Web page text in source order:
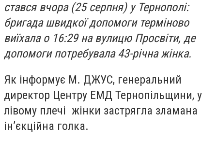
стався вчора (25 серпня) у Тернополі:
бригада швидкої допомоги терміново
виїхала о 16:29 на вулицю Просвіти, де
допомоги потребувала 43-річна жінка.
Як інформує М. ДЖУС, генеральний
директор Центру ЕМД Тернопільщини, у
лівому плечі жінки застрягла зламана
ін’єкційна голка.